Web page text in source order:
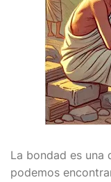
La bondad es una
podemos